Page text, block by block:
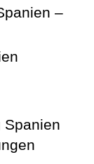
–
Spanien